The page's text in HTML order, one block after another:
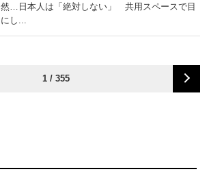
然…日本人は「絶対しない」 共用スペースで目
にし...
1 / 355